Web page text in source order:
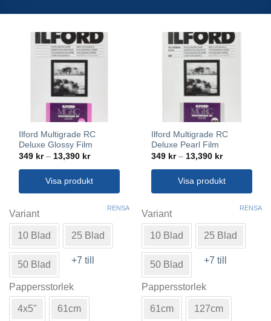
Ilford Multigrade RC
Deluxe Glossy Film
349 kr – 13,390 krPrisintervall:
till
13,390 kr
Visa produkt
här
produkten
har
flera
varianter.
De
olika
kan
Variant
10 Blad 25 Blad
50 Blad +7 till
Pappersstorlek
4x5" 61cm
RENSA
Ilford Multigrade RC
Deluxe Pearl Film
349 kr – 13,390 krPrisintervall:
till
13,390 kr
Visa produkt
här
produkten
har
flera
varianter.
De
olika
kan
Variant
10 Blad 25 Blad
50 Blad +7 till
Pappersstorlek
61cm 127cm
RENSA